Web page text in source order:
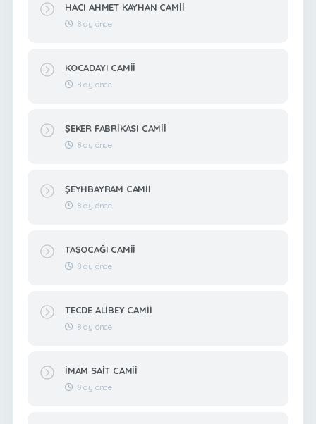
HACI AHMET KAYHAN CAMİİ
8 ay önce
KOCADAYI CAMİİ
8 ay önce
ŞEKER FABRİKASI CAMİİ
8 ay önce
ŞEYHBAYRAM CAMİİ
8 ay önce
TAŞOCAĞI CAMİİ
8 ay önce
TECDE ALİBEY CAMİİ
8 ay önce
İMAM SAİT CAMİİ
8 ay önce